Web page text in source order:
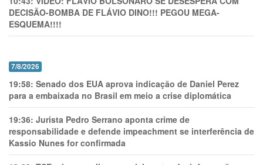
DECISÃO-BOMBA DE FLÁVIO DINO!!! PEGOU MEGA-
ESQUEMA!!!!
7/8/2026
19:58: Senado dos EUA aprova indicação de Daniel Perez
para a embaixada no Brasil em meio a crise diplomática
19:36: Jurista Pedro Serrano aponta crime de
responsabilidade e defende impeachment se interferência de
Kassio Nunes for confirmada